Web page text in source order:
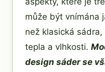
může být vnímána
než klasická
tepla a vlhkosti.
design sáder se